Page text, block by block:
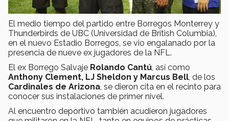
El medio tiempo del partido entre Borregos Monterrey y
Thunderbirds de UBC (Universidad de British Columbia),
en el nuevo Estadio Borregos, se vio engalanado por la
presencia de nueve ex jugadores de la NFL.
El ex Borrego Salvaje Rolando Cantú, así como
Anthony Clement, LJ Sheldon y Marcus Bell, de los
Cardinales de Arizona, se dieron cita en el recinto para
conocer sus instalaciones de primer nivel.
Al encuentro deportivo también acudieron jugadores